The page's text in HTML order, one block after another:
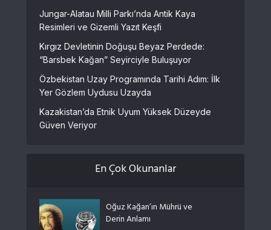
Jungar-Alatau Milli Parkı’nda Antik Kaya
Resimleri ve Gizemli Yazıt Keşfi
Kırgız Devletinin Doğuşu Beyaz Perdede:
“Barsbek Kağan” Seyirciyle Buluşuyor
Özbekistan Uzay Programında Tarihi Adım: İlk
Yer Gözlem Uydusu Uzayda
Kazakistan’da Etnik Uyum Yüksek Düzeyde
Güven Veriyor
En Çok Okunanlar
Oğuz Kağan’ın Mührü ve
Derin Anlamı